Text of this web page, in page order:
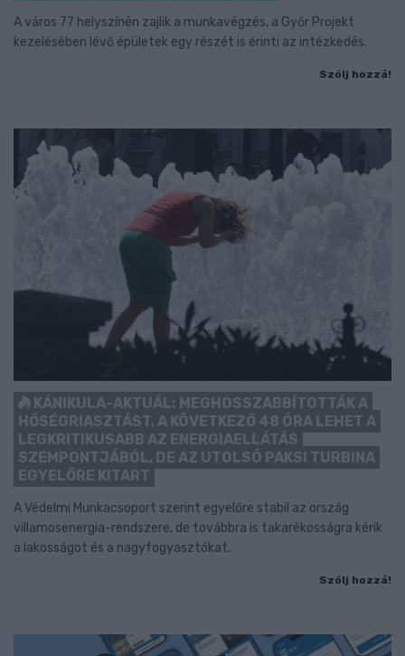
A város 77 helyszínén zajlik a munkavégzés, a Győr Projekt
kezelésében lévő épületek egy részét is érinti az intézkedés.
Szólj hozzá!
KÁNIKULA-AKTUÁL: MEGHOSSZABBÍTOTTÁK A
HŐSÉGRIASZTÁST, A KÖVETKEZŐ 48 ÓRA LEHET A
LEGKRITIKUSABB AZ ENERGIAELLÁTÁS
SZEMPONTJÁBÓL, DE AZ UTOLSÓ PAKSI TURBINA
EGYELŐRE KITART
A Védelmi Munkacsoport szerint egyelőre stabil az ország
villamosenergia-rendszere, de továbbra is takarékosságra kérik
a lakosságot és a nagyfogyasztókat.
Szólj hozzá!